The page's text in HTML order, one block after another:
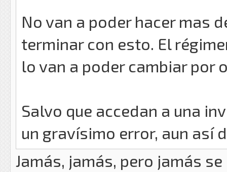
No van a poder hacer mas
terminar con esto. El
lo van a poder cambiar por
Salvo que accedan a una
un gravísimo error, aun así
Jamás, jamás, pero jamás